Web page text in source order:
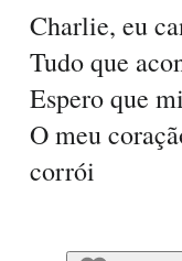
Charlie, eu
Tudo que
Espero que
O meu
corrói